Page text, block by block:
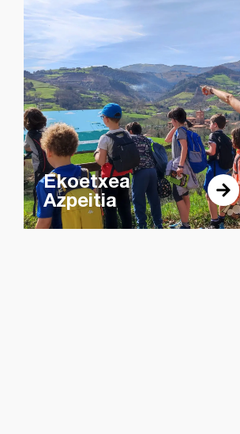
Ekoetxea
Azpeitia